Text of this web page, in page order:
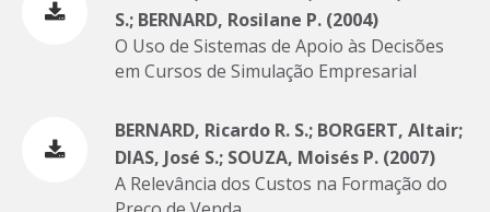
S.; BERNARD, Rosilane P. (2004)
O Uso de Sistemas de Apoio às Decisões
em Cursos de Simulação Empresarial
BERNARD, Ricardo R. S.; BORGERT, Altair;
DIAS, José S.; SOUZA, Moisés P. (2007)
A Relevância dos Custos na Formação do